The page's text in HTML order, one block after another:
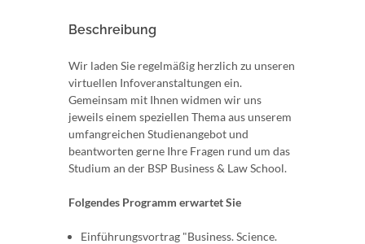
Beschreibung
Wir laden Sie regelmäßig herzlich zu unseren
virtuellen Infoveranstaltungen ein.
Gemeinsam mit Ihnen widmen wir uns
jeweils einem speziellen Thema aus unserem
umfangreichen Studienangebot und
beantworten gerne Ihre Fragen rund um das
Studium an der BSP Business & Law School.
Folgendes Programm erwartet Sie
Einführungsvortrag "Business. Science.